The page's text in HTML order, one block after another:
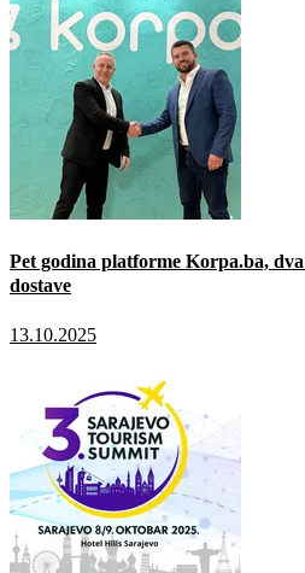
Pet godina platforme Korpa.ba,
dostave
13.10.2025